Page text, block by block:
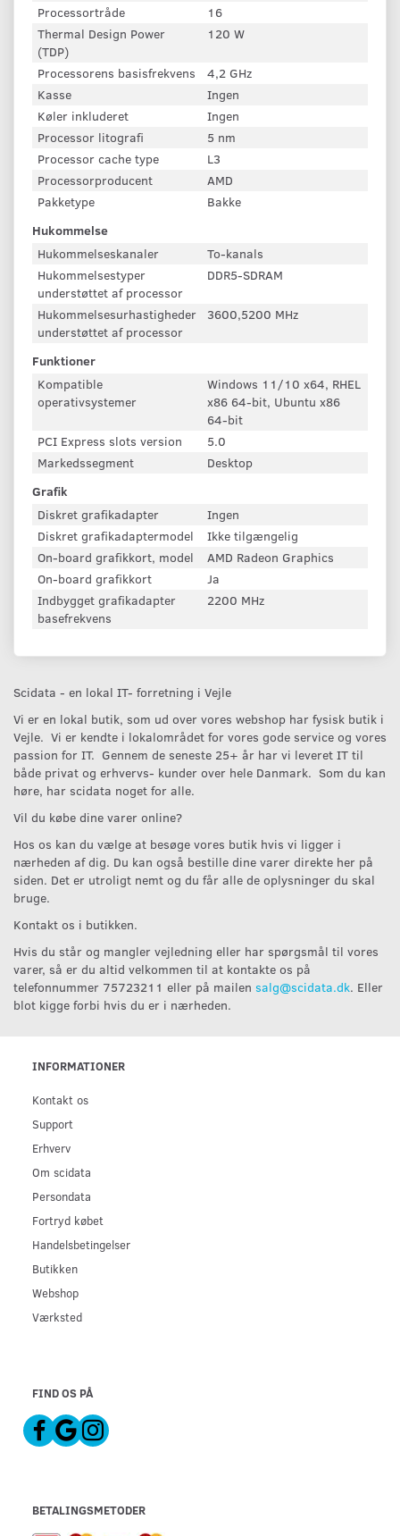
Processortråde
16
Thermal Design Power
(TDP)
120 W
Processorens basisfrekvens
4,2 GHz
Kasse
Ingen
Køler inkluderet
Ingen
Processor litografi
5 nm
Processor cache type
L3
Processorproducent
AMD
Pakketype
Bakke
Hukommelse
Hukommelseskanaler
To-kanals
Hukommelsestyper
understøttet af processor
DDR5-SDRAM
Hukommelsesurhastigheder
understøttet af processor
3600,5200 MHz
Funktioner
Kompatible
operativsystemer
Windows 11/10 x64, RHEL
x86 64-bit, Ubuntu x86
64-bit
PCI Express slots version
5.0
Markedssegment
Desktop
Grafik
Diskret grafikadapter
Ingen
Diskret grafikadaptermodel
Ikke tilgængelig
On-board grafikkort, model
AMD Radeon Graphics
On-board grafikkort
Ja
Indbygget grafikadapter
basefrekvens
2200 MHz
Scidata - en lokal IT- forretning i Vejle
Vi er en lokal butik, som ud over vores webshop har fysisk butik i
Vejle. Vi er kendte i lokalområdet for vores gode service og vores
passion for IT. Gennem de seneste 25+ år har vi leveret IT til
både privat og erhvervs- kunder over hele Danmark. Som du kan
høre, har scidata noget for alle.
Vil du købe dine varer online?
Hos os kan du vælge at besøge vores butik hvis vi ligger i
nærheden af dig. Du kan også bestille dine varer direkte her på
siden. Det er utroligt nemt og du får alle de oplysninger du skal
bruge.
Kontakt os i butikken.
Hvis du står og mangler vejledning eller har spørgsmål til vores
varer, så er du altid velkommen til at kontakte os på
telefonnummer 75723211 eller på mailen salg@scidata.dk. Eller
blot kigge forbi hvis du er i nærheden.
INFORMATIONER
Kontakt os
Support
Erhverv
Om scidata
Persondata
Fortryd købet
Handelsbetingelser
Butikken
Webshop
Værksted
FIND OS PÅ
BETALINGSMETODER